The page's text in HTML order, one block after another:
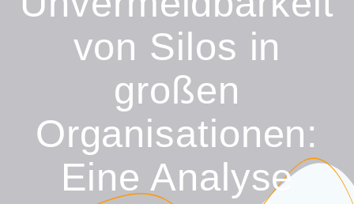
von Silos in
großen
Organisationen:
Eine Analyse